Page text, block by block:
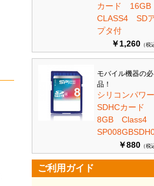
カード
CLASS4 SD
プタ付
￥1,260 （税
モバイル機器の
品！
シリコンパ
SDHCカード
8GB
￥880 （税
ご利用ガイド